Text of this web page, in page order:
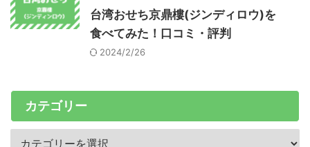
台湾おせち京鼎樓(ジンディロウ)を
食べてみた！口コミ・評判
2024/2/26
カテゴリー